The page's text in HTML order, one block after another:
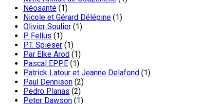
Néosanté (1)
Nicole et Gérard Délépine (1)
Olivier Soulier (1)
P. Fellus (1)
P.T. Spieser (1)
Par Elke Arod (1)
Pascal EPPE (1)
Patrick Latour et Jeanne Delafond (1)
Paul Dennison (2)
Pedro Planas (2)
Peter Dawson (1)